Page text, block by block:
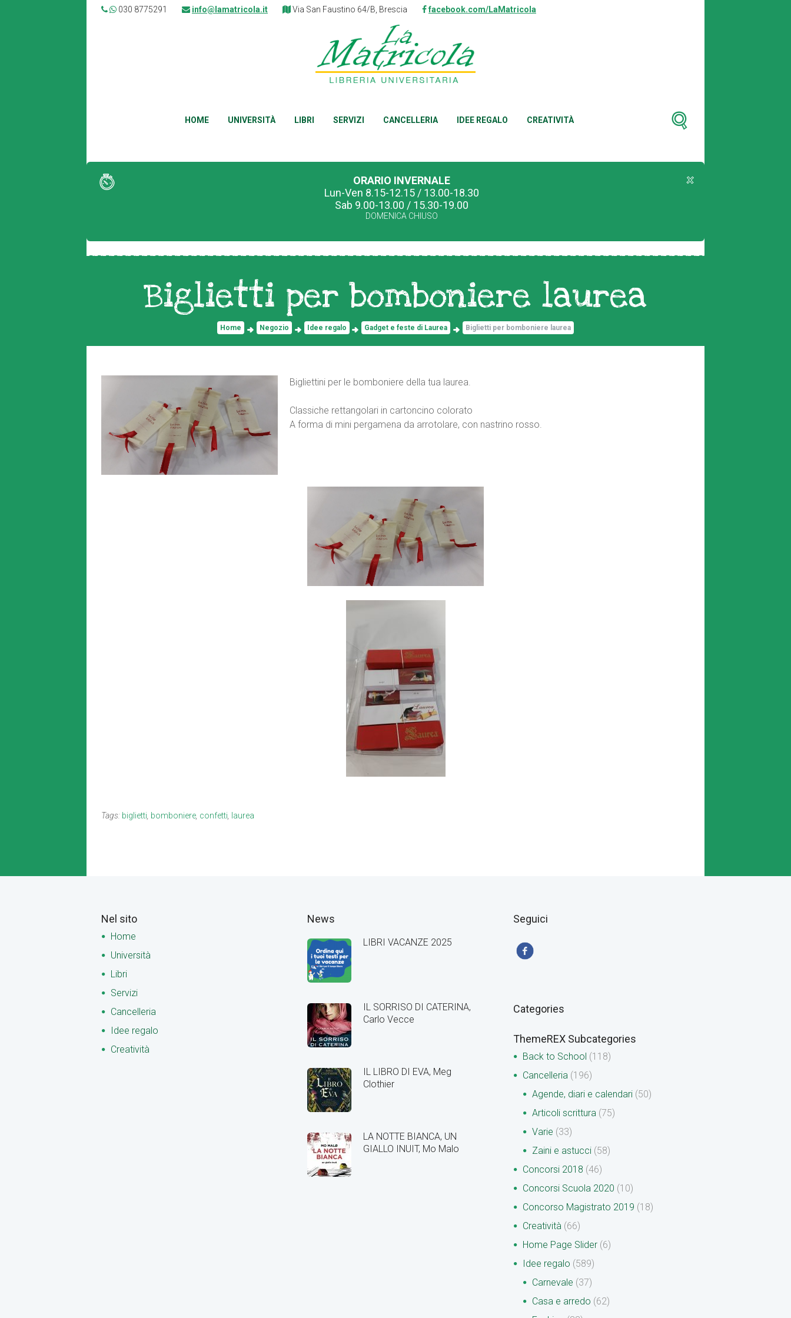
030 8775291 info@lamatricola.it Via San Faustino 64/B, Brescia facebook.com/LaMatricola
HOME UNIVERSITÀ LIBRI SERVIZI CANCELLERIA IDEE REGALO CREATIVITÀ
ORARIO INVERNALE
Lun-Ven 8.15-12.15 / 13.00-18.30
Sab 9.00-13.00 / 15.30-19.00
DOMENICA CHIUSO
Biglietti per bomboniere laurea
Home Negozio Idee regalo Gadget e feste di Laurea Biglietti per bomboniere laurea
Bigliettini per le bomboniere della tua laurea.
Classiche rettangolari in cartoncino colorato
A forma di mini pergamena da arrotolare, con nastrino rosso.
Tags: biglietti bomboniere confetti laurea
Nel sito
Home
Università
Libri
Servizi
Cancelleria
Idee regalo
Creatività
News
LIBRI VACANZE 2025
IL SORRISO DI CATERINA,
Carlo Vecce
IL LIBRO DI EVA, Meg
Clothier
LA NOTTE BIANCA, UN
GIALLO INUIT, Mo Malo
Seguici
Categories
ThemeREX Subcategories
Back to School (118)
Cancelleria (196)
Agende, diari e calendari (50)
Articoli scrittura (75)
Varie (33)
Zaini e astucci (58)
Concorsi 2018 (46)
Concorsi Scuola 2020 (10)
Concorso Magistrato 2019 (18)
Creatività (66)
Home Page Slider (6)
Idee regalo (589)
Carnevale (37)
Casa e arredo (62)